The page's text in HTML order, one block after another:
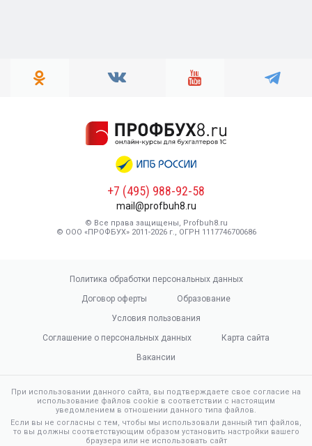
+7 (495) 988-92-58
mail@profbuh8.ru
© Все права защищены, Profbuh8.ru
© ООО «ПРОФБУХ» 2011-2026 г., ОГРН 1117746700686
Политика обработки персональных данных
Договор оферты
Образование
Условия пользования
Соглашение о персональных данных
Карта сайта
Вакансии
При использовании данного сайта, вы подтверждаете свое согласие на
использование файлов cookie в соответствии с настоящим
уведомлением в отношении данного типа файлов.
Если вы не согласны с тем, чтобы мы использовали данный тип файлов,
то вы должны соответствующим образом установить настройки вашего
браузера или не использовать сайт